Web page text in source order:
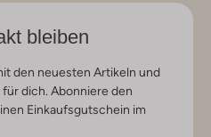
bleiben
den neuesten Artikeln und
dich. Abonniere den
Einkaufsgutschein im